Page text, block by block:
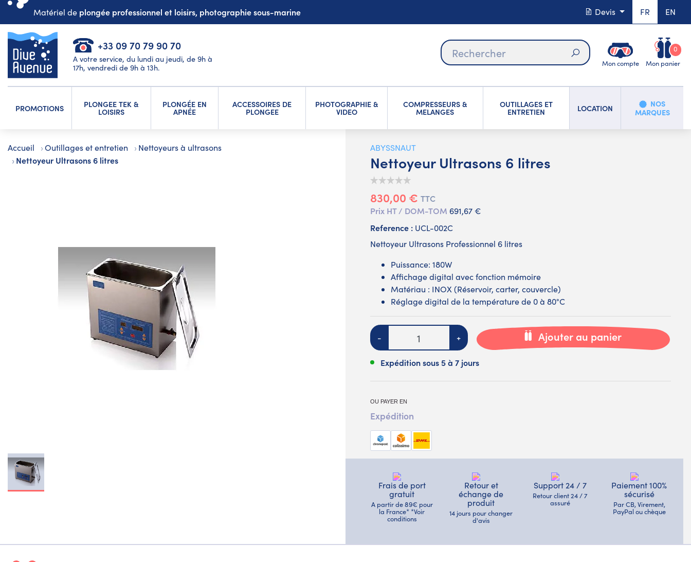
Matériel de plongée professionnel et loisirs, photographie sous-marine Devis FR EN
+33 09 70 79 90 70
A votre service, du lundi au jeudi, de 9h à
17h, vendredi de 9h à 13h.
Rechercher
Mon compte Mon panier
0
PROMOTIONS PLONGEE TEK &
LOISIRS
PLONGÉE EN
APNÉE
ACCESSOIRES DE
PLONGEE
PHOTOGRAPHIE &
VIDEO
COMPRESSEURS &
MELANGES
OUTILLAGES ET
ENTRETIEN LOCATION
NOS
MARQUES
Accueil Outillages et entretien Nettoyeurs à ultrasons
Nettoyeur Ultrasons 6 litres
ABYSSNAUT
Nettoyeur Ultrasons 6 litres
830,00 € TTC
Prix HT / DOM-TOM 691,67 €
Reference : UCL-002C
Nettoyeur Ultrasons Professionnel 6 litres
Puissance: 180W
Affichage digital avec fonction mémoire
Matériau : INOX (Réservoir, carter, couvercle)
Réglage digital de la température de 0 à 80°C
Quantité
- + Ajouter au panier
Expédition sous 5 à 7 jours
OU PAYER EN
Expédition
Frais de port
gratuit
A partir de 89€ pour
la France* *Voir
conditions
Retour et
échange de
produit
14 jours pour changer
d'avis
Support 24 / 7
Retour client 24 / 7
assuré
Paiement 100%
sécurisé
Par CB, Virement,
PayPal ou chèque